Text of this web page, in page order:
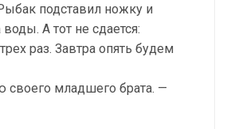
подставил ножку и
А тот не сдается:
раз. Завтра опять будем
младшего брата. —